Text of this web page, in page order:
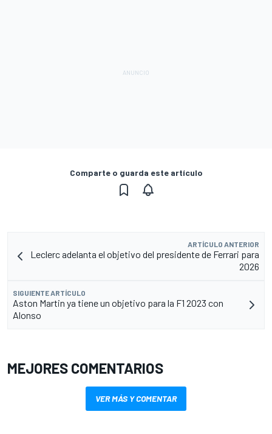
Comparte o guarda este artículo
ARTÍCULO ANTERIOR
Leclerc adelanta el objetivo del presidente de Ferrari para
2026
SIGUIENTE ARTÍCULO
Aston Martin ya tiene un objetivo para la F1 2023 con
Alonso
MEJORES COMENTARIOS
VER MÁS Y COMENTAR